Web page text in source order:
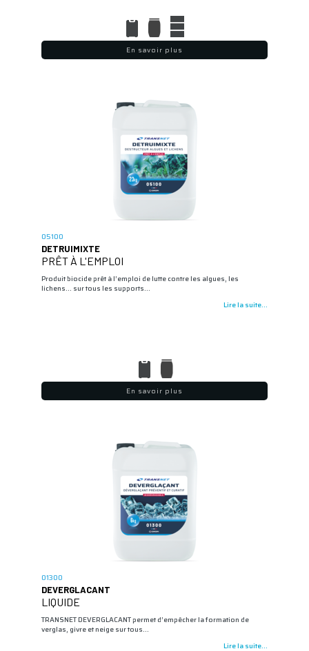
En savoir plus
05100
DETRUIMIXTE
PRÊT À L'EMPLOI
Produit biocide prêt à l’emploi de lutte contre les algues, les
lichens... sur tous les supports…
Lire la suite...
En savoir plus
01300
DEVERGLACANT
LIQUIDE
TRANSNET DEVERGLACANT permet d’empêcher la formation de
verglas, givre et neige sur tous…
Lire la suite...